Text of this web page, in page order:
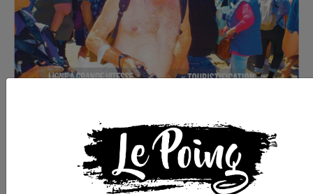
Commander le dernier numéro papier du